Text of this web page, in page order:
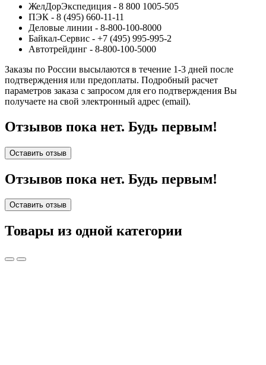
ЖелДорЭкспедиция - 8 800 1005-505
ПЭК - 8 (495) 660-11-11
Деловые линии - 8-800-100-8000
Байкал-Сервис - +7 (495) 995-995-2
Автотрейдинг - 8-800-100-5000
Заказы по России высылаются в течение 1-3 дней после
подтверждения или предоплаты. Подробный расчет
параметров заказа с запросом для его подтверждения Вы
получаете на свой электронный адрес (email).
Отзывов пока нет. Будь первым!
Оставить отзыв
Отзывов пока нет. Будь первым!
Оставить отзыв
Товары из одной категории